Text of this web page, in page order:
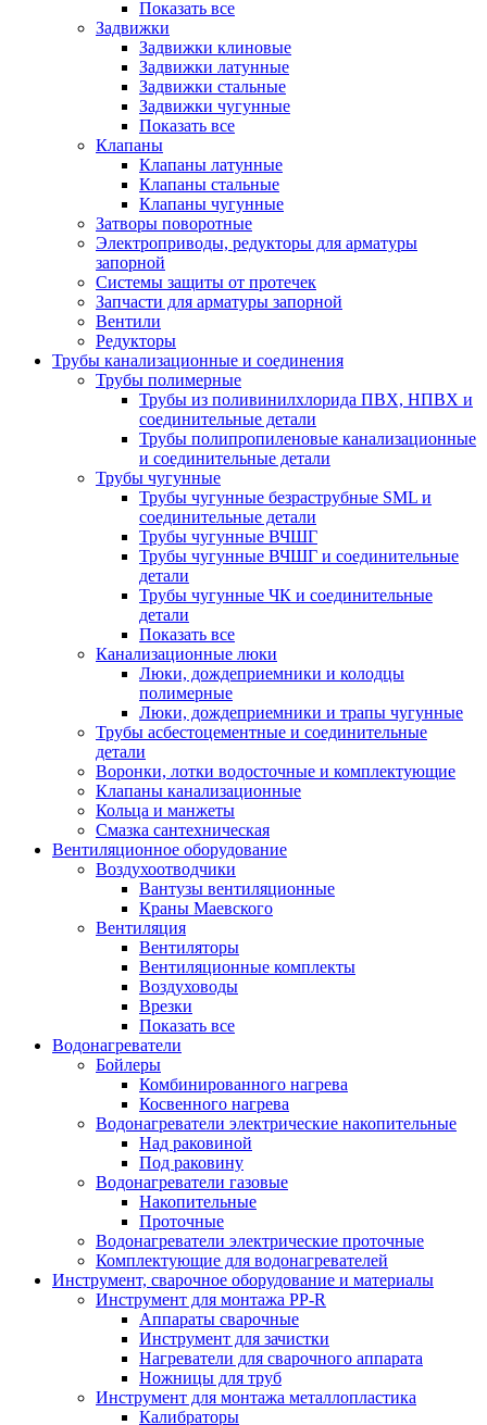
Показать все
Задвижки
Задвижки клиновые
Задвижки латунные
Задвижки стальные
Задвижки чугунные
Показать все
Клапаны
Клапаны латунные
Клапаны стальные
Клапаны чугунные
Затворы поворотные
Электроприводы, редукторы для арматуры
запорной
Системы защиты от протечек
Запчасти для арматуры запорной
Вентили
Редукторы
Трубы канализационные и соединения
Трубы полимерные
Трубы из поливинилхлорида ПВХ, НПВХ и
соединительные детали
Трубы полипропиленовые канализационные
и соединительные детали
Трубы чугунные
Трубы чугунные безраструбные SML и
соединительные детали
Трубы чугунные ВЧШГ
Трубы чугунные ВЧШГ и соединительные
детали
Трубы чугунные ЧК и соединительные
детали
Показать все
Канализационные люки
Люки, дождеприемники и колодцы
полимерные
Люки, дождеприемники и трапы чугунные
Трубы асбестоцементные и соединительные
детали
Воронки, лотки водосточные и комплектующие
Клапаны канализационные
Кольца и манжеты
Смазка сантехническая
Вентиляционное оборудование
Воздухоотводчики
Вантузы вентиляционные
Краны Маевского
Вентиляция
Вентиляторы
Вентиляционные комплекты
Воздуховоды
Врезки
Показать все
Водонагреватели
Бойлеры
Комбинированного нагрева
Косвенного нагрева
Водонагреватели электрические накопительные
Над раковиной
Под раковину
Водонагреватели газовые
Накопительные
Проточные
Водонагреватели электрические проточные
Комплектующие для водонагревателей
Инструмент, сварочное оборудование и материалы
Инструмент для монтажа PP-R
Аппараты сварочные
Инструмент для зачистки
Нагреватели для сварочного аппарата
Ножницы для труб
Инструмент для монтажа металлопластика
Калибраторы